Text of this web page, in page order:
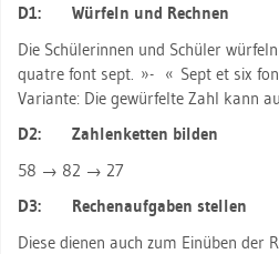
D1: Wür­feln und Rech­nen
Die Schü­le­rin­nen und Schü­ler
quat­re font sept. »- « Sept et six
Va­ri­an­te: Die ge­wür­fel­te Zahl kann
D2: Zah­len­ket­ten bil­den
58 → 82 → 27
D3: Re­chen­auf­ga­ben stel­len
Diese die­nen auch zum Ein­üben